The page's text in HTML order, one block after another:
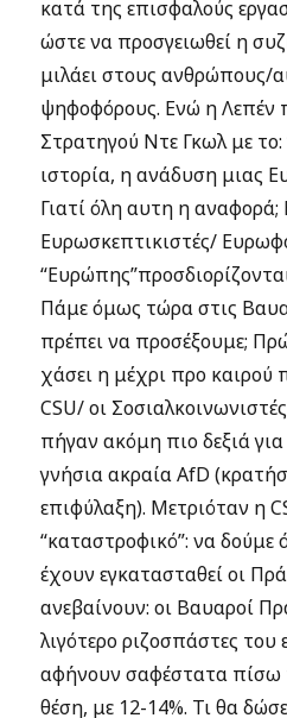
κατά της επισφαλούς
ώστε να προσγειωθεί η
μιλάει στους ανθρώπους/
ψηφοφόρους. Ενώ η Λεπέν
Στρατηγού Ντε Γκωλ με
ιστορία, η ανάδυση μιας
Γιατί όλη αυτη η αναφορά;
Ευρωσκεπτικιστές/
Πάμε όμως τώρα στις
πρέπει να προσέξουμε;
χάσει η μέχρι προ
CSU/ οι
πήγαν ακόμη πιο δεξιά
γνήσια ακραία AfD
επιφύλαξη). Μετριόταν η
“καταστροφικό”: να
έχουν εγκατασταθεί οι
ανεβαίνουν: οι Βαυαροί
λιγότερο ριζοσπάστες του
αφήνουν σαφέστατα πίσω
θέση, με 12-14%. Τι θα